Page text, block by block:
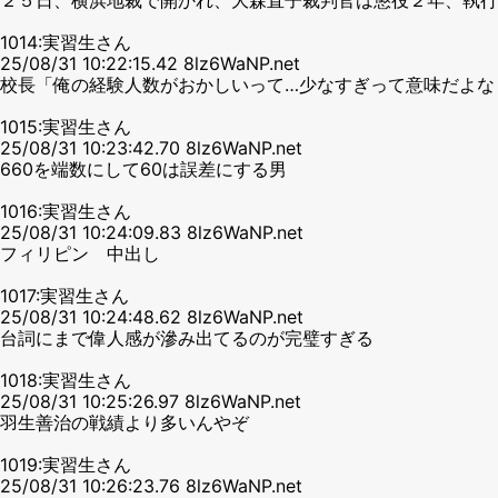
1014:実習生さん
25/08/31 10:22:15.42 8lz6WaNP.net
校長「俺の経験人数がおかしいって…少なすぎって意味だよ
1015:実習生さん
25/08/31 10:23:42.70 8lz6WaNP.net
660を端数にして60は誤差にする男
1016:実習生さん
25/08/31 10:24:09.83 8lz6WaNP.net
フィリピン 中出し
1017:実習生さん
25/08/31 10:24:48.62 8lz6WaNP.net
台詞にまで偉人感が滲み出てるのが完璧すぎる
1018:実習生さん
25/08/31 10:25:26.97 8lz6WaNP.net
羽生善治の戦績より多いんやぞ
1019:実習生さん
25/08/31 10:26:23.76 8lz6WaNP.net